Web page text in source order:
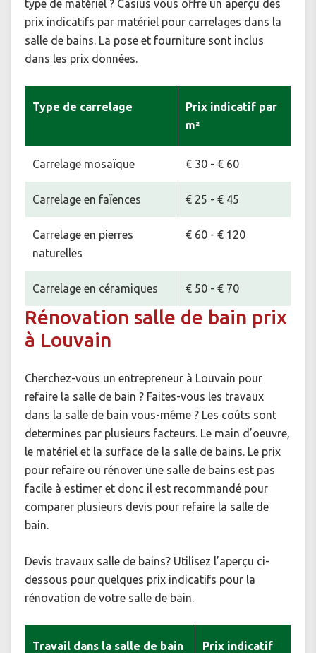
type de matériel ? Casius vous offre un aperçu des
prix indicatifs par matériel pour carrelages dans la
salle de bains. La pose et fourniture sont inclus
dans les prix données.
Type de carrelage
Prix indicatif par
m²
Carrelage mosaïque € 30 - € 60
Carrelage en faïences € 25 - € 45
Carrelage en pierres
naturelles
€ 60 - € 120
Carrelage en céramiques € 50 - € 70
Rénovation salle de bain prix
à Louvain
Cherchez-vous un entrepreneur à Louvain pour
refaire la salle de bain ? Faites-vous les travaux
dans la salle de bain vous-même ? Les coûts sont
determines par plusieurs facteurs. Le main d’oeuvre,
le matériel et la surface de la salle de bains. Le prix
pour refaire ou rénover une salle de bains est pas
facile à estimer et donc il est recommandé pour
comparer plusieurs devis pour refaire la salle de
bain.
Devis travaux salle de bains? Utilisez l’aperçu ci-
dessous pour quelques prix indicatifs pour la
rénovation de votre salle de bain.
Travail dans la salle de bain Prix indicatif